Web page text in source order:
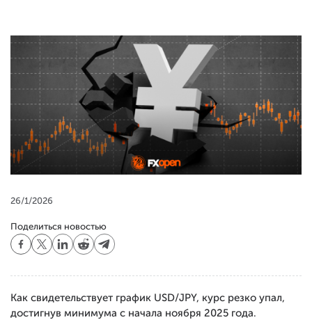
26/1/2026
Поделиться новостью
Как свидетельствует график USD/JPY, курс резко упал,
достигнув минимума с начала ноября 2025 года.